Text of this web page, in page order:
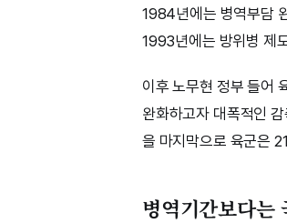
1984년에는 병역부담
1993년에는 방위병 제
이후 노무현 정부 들어
완화하고자 대폭적인
을 마지막으로 육군은
병역기간보다는